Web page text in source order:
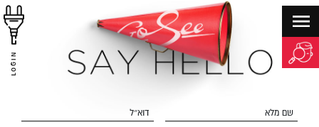
LOGIN
שם מלא דוא״ל